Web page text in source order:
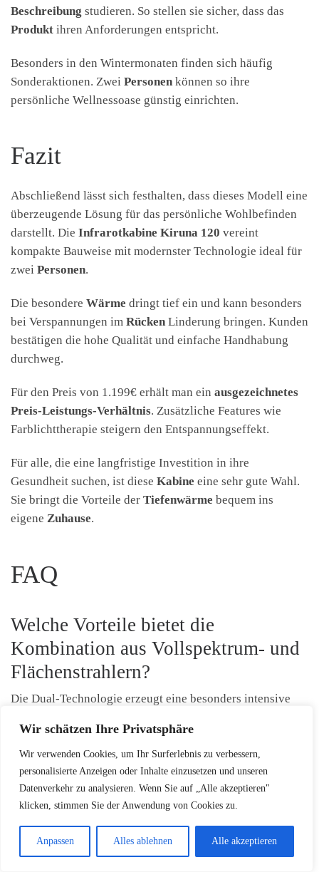
Wir schätzen Ihre Privatsphäre
Wir verwenden Cookies, um Ihr Surferlebnis zu verbessern,
personalisierte Anzeigen oder Inhalte einzusetzen und unseren
Datenverkehr zu analysieren. Wenn Sie auf „Alle akzeptieren"
klicken, stimmen Sie der Anwendung von Cookies zu.
Anpassen Alles ablehnen Alle akzeptieren
Beschreibung studieren. So stellen sie sicher, dass das
Produkt ihren Anforderungen entspricht.
Besonders in den Wintermonaten finden sich häufig
Sonderaktionen. Zwei Personen können so ihre
persönliche Wellnessoase günstig einrichten.
Fazit
Abschließend lässt sich festhalten, dass dieses Modell eine
überzeugende Lösung für das persönliche Wohlbefinden
darstellt. Die Infrarotkabine Kiruna 120 vereint
kompakte Bauweise mit modernster Technologie ideal für
zwei Personen.
Die besondere Wärme dringt tief ein und kann besonders
bei Verspannungen im Rücken Linderung bringen. Kunden
bestätigen die hohe Qualität und einfache Handhabung
durchweg.
Für den Preis von 1.199€ erhält man ein ausgezeichnetes
Preis-Leistungs-Verhältnis. Zusätzliche Features wie
Farblichttherapie steigern den Entspannungseffekt.
Für alle, die eine langfristige Investition in ihre
Gesundheit suchen, ist diese Kabine eine sehr gute Wahl.
Sie bringt die Vorteile der Tiefenwärme bequem ins
eigene Zuhause.
FAQ
Welche Vorteile bietet die
Kombination aus Vollspektrum- und
Flächenstrahlern?
Die Dual-Technologie erzeugt eine besonders intensive
Gewebe eindringen, sorgen die Flächenstrahler für eine
großflächige, angenehme Wärme. Diese Kombination
fördert die Linderung von Verspannungen im Rücken und
schafft ein perfektes, gesundheitsförderndes Raumklima.
Wie wird die Kabine geliefert und
was ist bei der Anlieferung zu